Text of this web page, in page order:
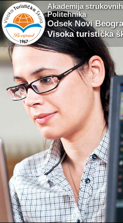
Akademija
Politehnika
Odsek Novi
Visoka turistička